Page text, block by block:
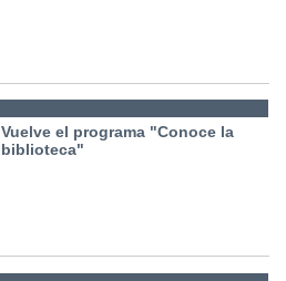
Vuelve el programa "Conoce la
biblioteca"